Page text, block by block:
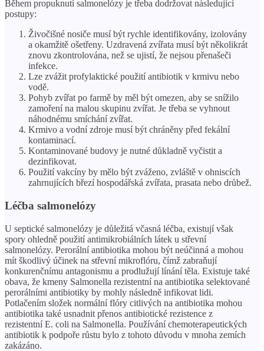
Během propuknutí salmonelózy je třeba dodržovat následující
postupy:
Živočišné nosiče musí být rychle identifikovány, izolovány
a okamžitě ošetřeny. Uzdravená zvířata musí být několikrát
znovu zkontrolována, než se ujistí, že nejsou přenašeči
infekce.
Lze zvážit profylaktické použití antibiotik v krmivu nebo
vodě.
Pohyb zvířat po farmě by měl být omezen, aby se snížilo
zamoření na malou skupinu zvířat. Je třeba se vyhnout
náhodnému smíchání zvířat.
Krmivo a vodní zdroje musí být chráněny před fekální
kontaminací.
Kontaminované budovy je nutné důkladně vyčistit a
dezinfikovat.
Použití vakcíny by mělo být zváženo, zvláště v ohniscích
zahrnujících březí hospodářská zvířata, prasata nebo drůbež.
Léčba salmonelózy
U septické salmonelózy je důležitá včasná léčba, existují však
spory ohledně použití antimikrobiálních látek u střevní
salmonelózy. Perorální antibiotika mohou být neúčinná a mohou
mít škodlivý účinek na střevní mikroflóru, čímž zabraňují
konkurenčnímu antagonismu a prodlužují línání těla. Existuje také
obava, že kmeny Salmonella rezistentní na antibiotika selektované
perorálními antibiotiky by mohly následně infikovat lidi.
Potlačením složek normální flóry citlivých na antibiotika mohou
antibiotika také usnadnit přenos antibiotické rezistence z
rezistentní E. coli na Salmonella. Používání chemoterapeutických
antibiotik k podpoře růstu bylo z tohoto důvodu v mnoha zemích
zakázáno.